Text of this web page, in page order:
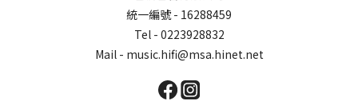
統一編號 - 16288459
Tel - 0223928832
Mail - music.hifi@msa.hinet.net